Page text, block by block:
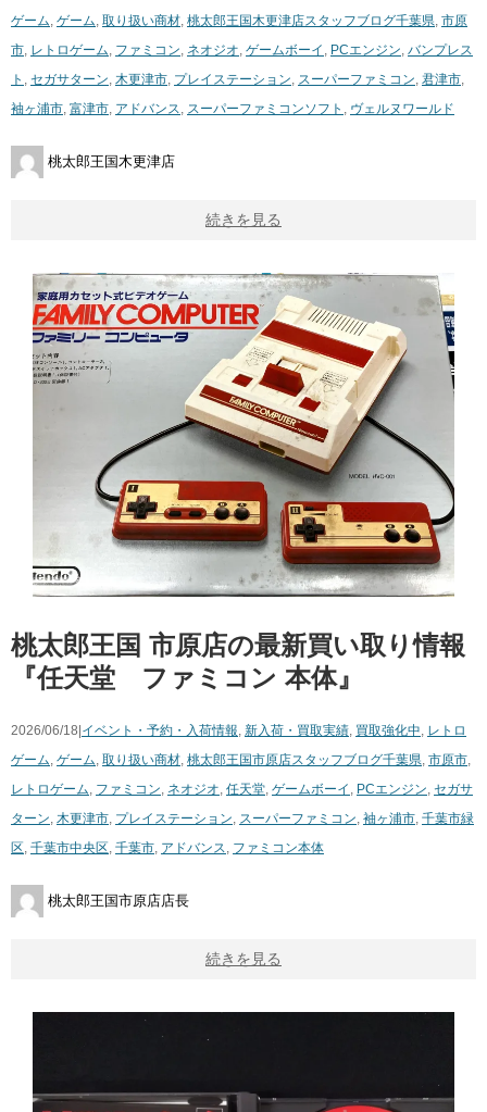
ゲーム ゲーム 取り扱い商材 桃太郎王国木更津店スタッフブログ千葉県 市原
市 レトロゲーム ファミコン ネオジオ ゲームボーイ PCエンジン バンプレス
ト
セガサターン 木更津市 プレイステーション スーパーファミコン 君津市
袖ヶ浦市 富津市 アドバンス スーパーファミコンソフト ヴェルヌワールド
桃太郎王国木更津店
続きを見る
桃太郎王国 市原店の最新買い取り情報
『任天堂 ファミコン 本体』
2026/06/18| イベント・予約・入荷情報, 新入荷・買取実績, 買取強化中, レトロ
ゲーム, ゲーム, 取り扱い商材, 桃太郎王国市原店スタッフブログ千葉県, 市原市,
レトロゲーム, ファミコン, ネオジオ, 任天堂, ゲームボーイ , PCエンジン, セガサ
ターン, 木更津市, プレイステーション, スーパーファミコン, 袖ヶ浦市, 千葉市緑
区, 千葉市中央区, 千葉市, アドバンス, ファミコン本体
桃太郎王国市原店店長
続きを見る